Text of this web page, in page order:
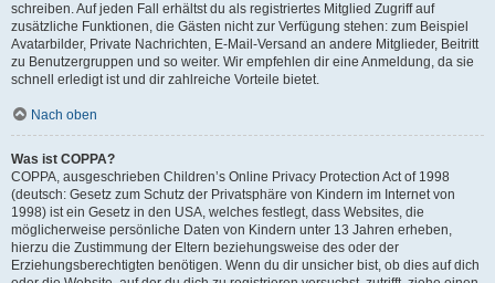
schreiben. Auf jeden Fall erhältst du als registriertes Mitglied Zugriff auf
zusätzliche Funktionen, die Gästen nicht zur Verfügung stehen: zum Beispiel
Avatarbilder, Private Nachrichten, E-Mail-Versand an andere Mitglieder, Beitritt
zu Benutzergruppen und so weiter. Wir empfehlen dir eine Anmeldung, da sie
schnell erledigt ist und dir zahlreiche Vorteile bietet.
Nach oben
Was ist COPPA?
COPPA, ausgeschrieben Children’s Online Privacy Protection Act of 1998
(deutsch: Gesetz zum Schutz der Privatsphäre von Kindern im Internet von
1998) ist ein Gesetz in den USA, welches festlegt, dass Websites, die
möglicherweise persönliche Daten von Kindern unter 13 Jahren erheben,
hierzu die Zustimmung der Eltern beziehungsweise des oder der
Erziehungsberechtigten benötigen. Wenn du dir unsicher bist, ob dies auf dich